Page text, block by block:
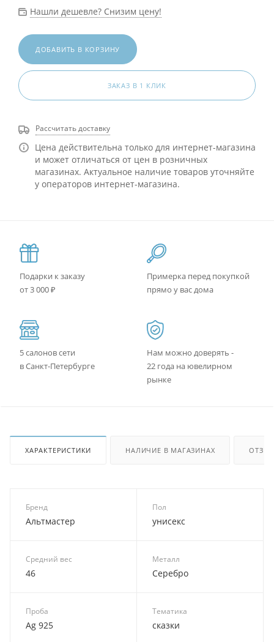
Нашли дешевле? Снизим цену!
ДОБАВИТЬ В КОРЗИНУ
ЗАКАЗ В 1 КЛИК
Рассчитать доставку
Цена действительна только для интернет-магазина
и может отличаться от цен в розничных
магазинах. Актуальное наличие товаров уточняйте
у операторов интернет-магазина.
Подарки к заказу
от 3 000 ₽
Примерка перед покупкой
прямо у вас дома
5 салонов сети
в Санкт-Петербурге
Нам можно доверять -
22 года на ювелирном
рынке
ХАРАКТЕРИСТИКИ НАЛИЧИЕ В МАГАЗИНАХ
Бренд
Альтмастер
Пол
унисекс
Средний вес
46
Металл
Серебро
Проба
Ag 925
Тематика
сказки